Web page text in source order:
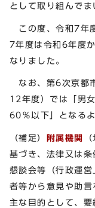
として取り組んでま
この度、令和7年
7年度は令和6年度
なりました。
なお、第6次京都
12年度）では「男
60％以下」となる
（補足） 附属機関
基づき、法律又は
懇談会等（行政運
者等から意見や助
主な目的として、要